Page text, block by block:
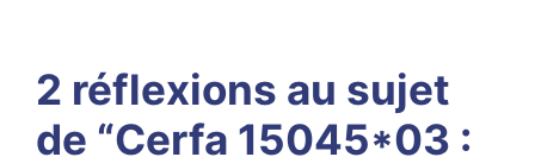
2 réflexions au sujet
de “Cerfa 15045*03 :